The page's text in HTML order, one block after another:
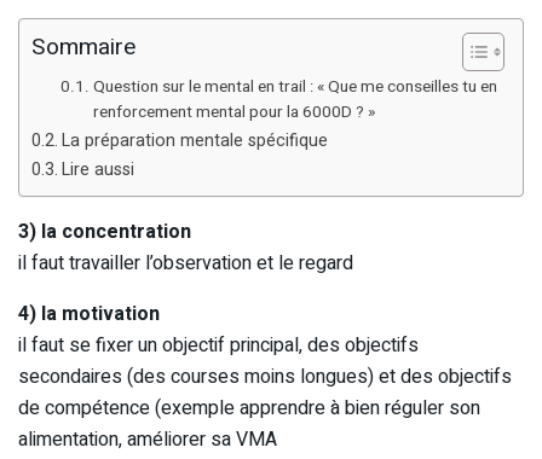
Sommaire
Question sur le mental en trail : « Que me conseilles tu en
renforcement mental pour la 6000D ? »
La préparation mentale spécifique
Lire aussi
3) la concentration
il faut travailler l’observation et le regard
4) la motivation
il faut se fixer un objectif principal, des objectifs
secondaires (des courses moins longues) et des objectifs
de compétence (exemple apprendre à bien réguler son
alimentation, améliorer sa VMA